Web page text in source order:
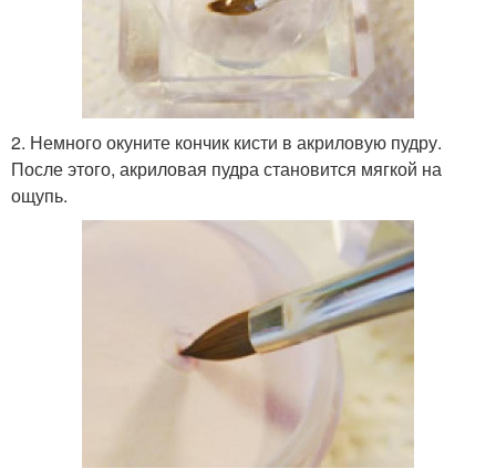
2. Немного окуните кончик кисти в акриловую пудру.
После этого, акриловая пудра становится мягкой на
ощупь.